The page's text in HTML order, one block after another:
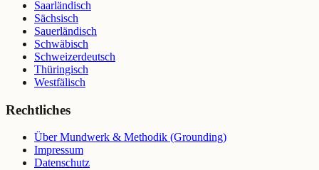
Saarländisch
Sächsisch
Sauerländisch
Schwäbisch
Schweizerdeutsch
Thüringisch
Westfälisch
Rechtliches
Über Mundwerk & Methodik (Grounding)
Impressum
Datenschutz